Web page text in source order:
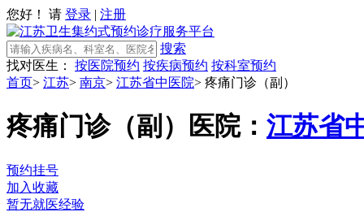
您好！ 请 登录 | 注册
搜索
找对医生：
按医院预约 按疾病预约 按科室预约
首页> 江苏> 南京> 江苏省中医院> 疼痛门诊（副）
疼痛门诊（副） 医院： 江苏省
预约挂号
加入收藏
暂无就医经验